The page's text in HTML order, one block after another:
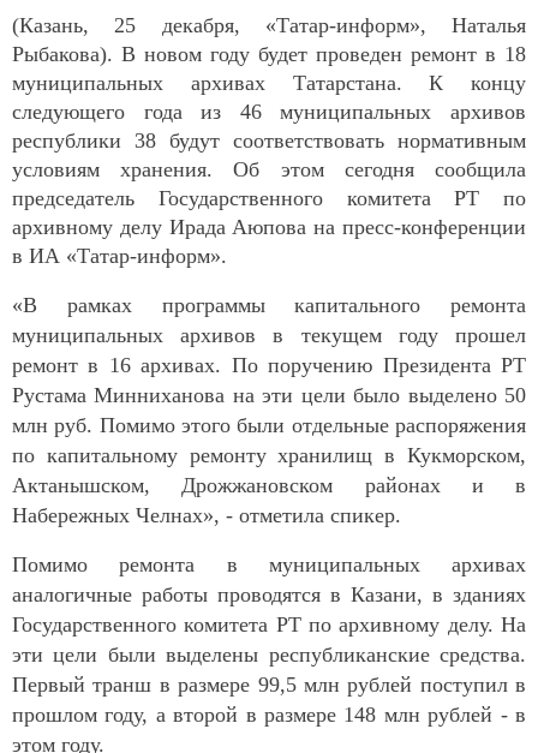
(Казань, 25 декабря, «Татар-информ», Наталья
Рыбакова). В новом году будет проведен ремонт в 18
муниципальных архивах Татарстана. К концу
следующего года из 46 муниципальных архивов
республики 38 будут соответствовать нормативным
условиям хранения. Об этом сегодня сообщила
председатель Государственного комитета РТ по
архивному делу Ирада Аюпова на пресс-конференции
в ИА «Татар-информ».
«В рамках программы капитального ремонта
муниципальных архивов в текущем году прошел
ремонт в 16 архивах. По поручению Президента РТ
Рустама Минниханова на эти цели было выделено 50
млн руб. Помимо этого были отдельные распоряжения
по капитальному ремонту хранилищ в Кукморском,
Актанышском, Дрожжановском районах и в
Набережных Челнах», - отметила спикер.
Помимо ремонта в муниципальных архивах
аналогичные работы проводятся в Казани, в зданиях
Государственного комитета РТ по архивному делу. На
эти цели были выделены республиканские средства.
Первый транш в размере 99,5 млн рублей поступил в
прошлом году, а второй в размере 148 млн рублей - в
этом году.